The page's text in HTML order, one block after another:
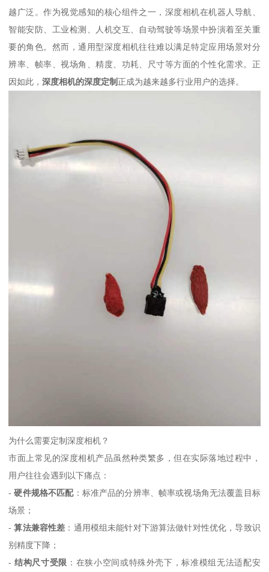
越广泛。作为视觉感知的核心组件之一，深度相机在机器人导航、
智能安防、工业检测、人机交互、自动驾驶等场景中扮演着至关重
要的角色。然而，通用型深度相机往往难以满足特定应用场景对分
辨率、帧率、视场角、精度、功耗、尺寸等方面的个性化需求。正
因如此，深度相机的深度定制 正成为越来越多行业用户的选择。
为什么需要定制深度相机？
市面上常见的深度相机产品虽然种类繁多，但在实际落地过程中，
用户往往会遇到以下痛点：
-硬件规格不匹配：标准产品的分辨率、帧率或视场角无法覆盖目标
场景；
-算法兼容性差 ：通用模组未能针对下游算法做针对性优化，导致识
别精度下降；
- 结构尺寸受限 ：在狭小空间或特殊外壳下，标准模组无法适配安